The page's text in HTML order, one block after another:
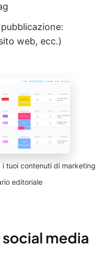
web, ecc.)
tuoi contenuti di marketing
editoriale
media